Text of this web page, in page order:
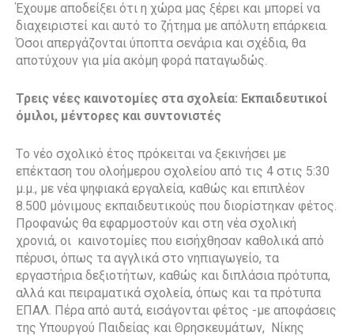
Έχουμε αποδείξει ότι η χώρα μας ξέρει και μπορεί να
διαχειριστεί και αυτό το ζήτημα με απόλυτη επάρκεια.
Όσοι απεργάζονται ύποπτα σενάρια και σχέδια, θα
αποτύχουν για μία ακόμη φορά παταγωδώς.
Τρεις νέες καινοτομίες στα σχολεία: Εκπαιδευτικοί
όμιλοι, μέντορες και συντονιστές
Τo νέο σχολικό έτος πρόκειται να ξεκινήσει με
επέκταση του ολοήμερου σχολείου από τις 4 στις 5:30
μ.μ., με νέα ψηφιακά εργαλεία, καθώς και επιπλέον
8.500 μόνιμους εκπαιδευτικούς που διορίστηκαν φέτος.
Προφανώς θα εφαρμοστούν και στη νέα σχολική
χρονιά, οι καινοτομίες που εισήχθησαν καθολικά από
πέρυσι, όπως τα αγγλικά στο νηπιαγωγείο, τα
εργαστήρια δεξιοτήτων, καθώς και διπλάσια πρότυπα,
αλλά και πειραματικά σχολεία, όπως και τα πρότυπα
ΕΠΑΛ. Πέρα από αυτά, εισάγονται φέτος -με αποφάσεις
της Υπουργού Παιδείας και Θρησκευμάτων, Νίκης